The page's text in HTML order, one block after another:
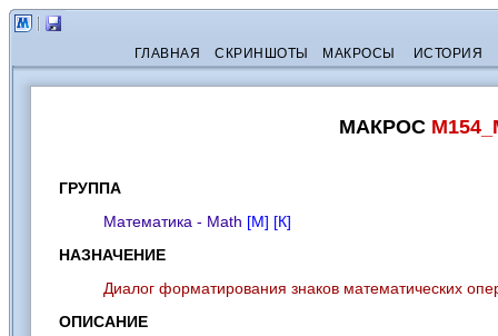
ГЛАВНАЯ СКРИНШОТЫ МАКРОСЫ ИСТОРИЯ
МАКРОС
ГРУППА
Математика - Math [М] [К]
НАЗНАЧЕНИЕ
Диалог форматирования знаков математических
ОПИСАНИЕ